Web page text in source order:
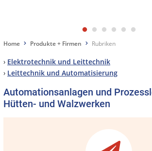
Home Produkte + Firmen Rubriken
› Elektrotechnik und Leittechnik
› Leittechnik und Automatisierung
Automationsanlagen und
Hütten- und Walzwerken